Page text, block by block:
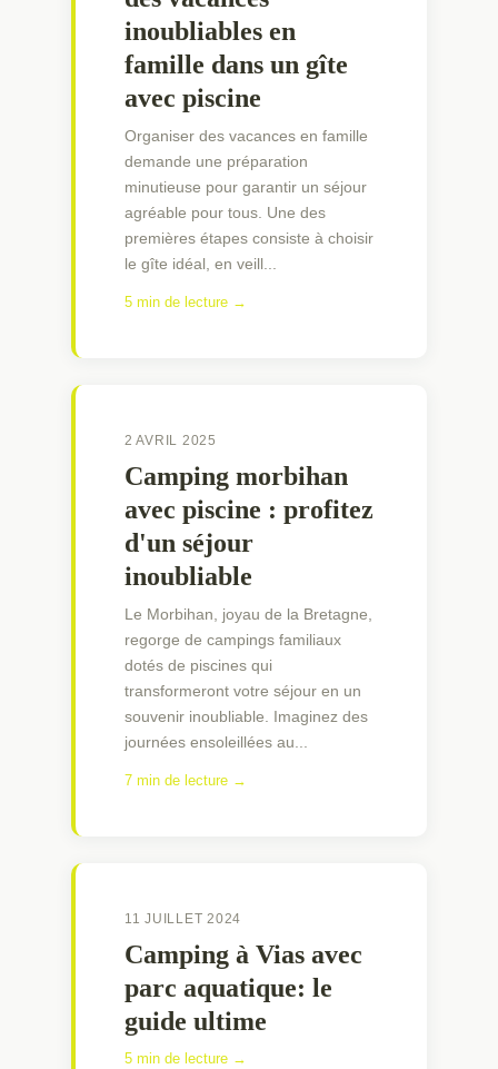
inoubliables en
famille dans un gîte
avec piscine
Organiser des vacances en famille
demande une préparation
minutieuse pour garantir un séjour
agréable pour tous. Une des
premières étapes consiste à choisir
le gîte idéal, en veill...
5 min de lecture →
2 AVRIL 2025
Camping morbihan
avec piscine : profitez
d'un séjour
inoubliable
Le Morbihan, joyau de la Bretagne,
regorge de campings familiaux
dotés de piscines qui
transformeront votre séjour en un
souvenir inoubliable. Imaginez des
journées ensoleillées au...
7 min de lecture →
11 JUILLET 2024
Camping à Vias avec
parc aquatique: le
guide ultime
5 min de lecture →